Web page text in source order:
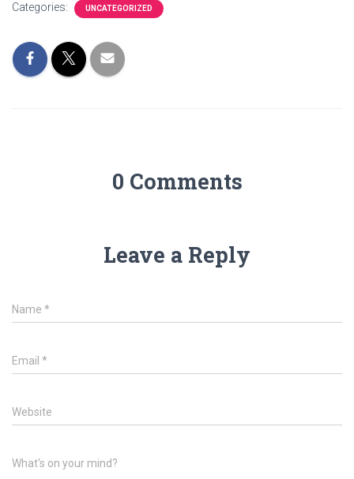
Categories: UNCATEGORIZED
0 Comments
Leave a Reply
Name *
Email *
Website
What's on your mind?